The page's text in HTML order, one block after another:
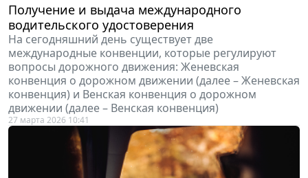
Получение и выдача международного
водительского удостоверения
На сегодняшний день существует две
международные конвенции, которые регулируют
вопросы дорожного движения: Женевская
конвенция о дорожном движении (далее – Женевская
конвенция) и Венская конвенция о дорожном
движении (далее – Венская конвенция)
27 марта 2026 10:41